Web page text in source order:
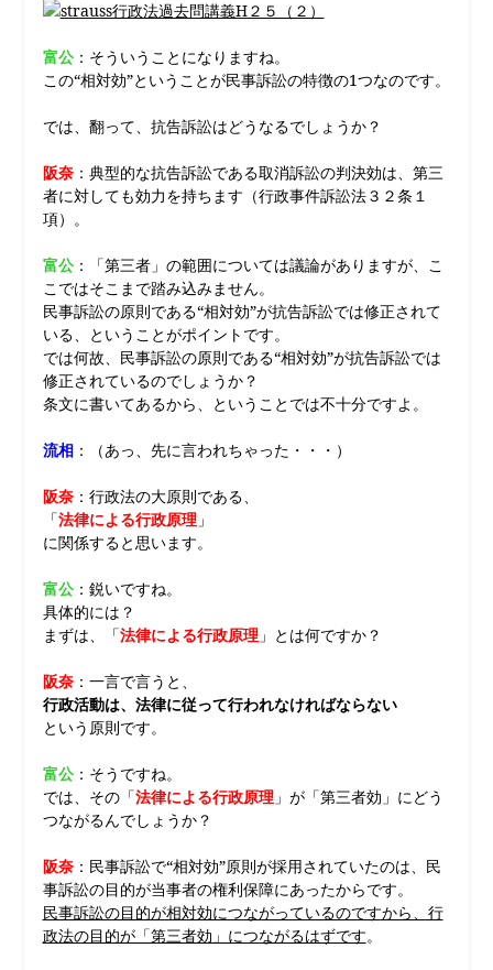
富公：そういうことになりますね。
この“相対効”ということが民事訴訟の特徴の1つなのです。
では、翻って、抗告訴訟はどうなるでしょうか？
阪奈：典型的な抗告訴訟である取消訴訟の判決効は、第三
者に対しても効力を持ちます（行政事件訴訟法３２条１
項）。
富公：「第三者」の範囲については議論がありますが、こ
こではそこまで踏み込みません。
民事訴訟の原則である“相対効”が抗告訴訟では修正されて
いる、ということがポイントです。
では何故、民事訴訟の原則である“相対効”が抗告訴訟では
修正されているのでしょうか？
条文に書いてあるから、ということでは不十分ですよ。
流相：（あっ、先に言われちゃった・・・）
阪奈：行政法の大原則である、
「法律による行政原理」
に関係すると思います。
富公：鋭いですね。
具体的には？
まずは、「法律による行政原理」とは何ですか？
阪奈：一言で言うと、
行政活動は、法律に従って行われなければならない
という原則です。
富公：そうですね。
では、その「法律による行政原理」が「第三者効」にどう
つながるんでしょうか？
阪奈：民事訴訟で“相対効”原則が採用されていたのは、民
事訴訟の目的が当事者の権利保障にあったからです。
民事訴訟の目的が相対効につながっているのですから、行
政法の目的が「第三者効」につながるはずです。